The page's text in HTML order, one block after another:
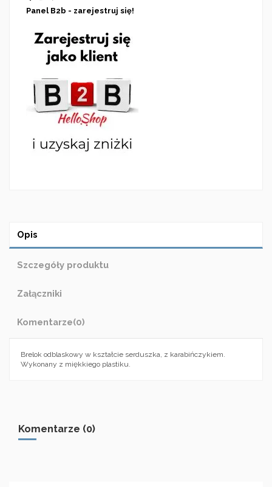
Panel B2b - zarejestruj się!
Opis
Szczegóły produktu
Załączniki
Komentarze(0)
Brelok odblaskowy w kształcie serduszka, z karabińczykiem.
Wykonany z miękkiego plastiku.
Komentarze (0)